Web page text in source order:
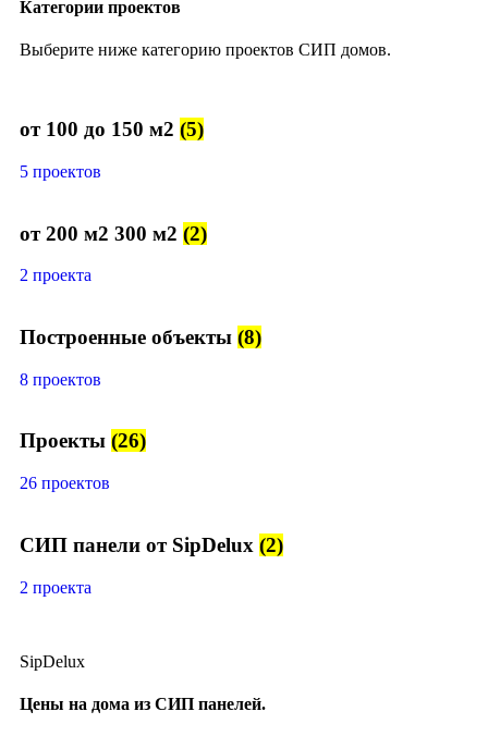
Категории проектов
Выберите ниже категорию проектов СИП домов.
от 100 до 150 м2 (5)
5 проектов
от 200 м2 300 м2 (2)
2 проекта
Построенные объекты (8)
8 проектов
Проекты (26)
26 проектов
СИП панели от SipDelux (2)
2 проекта
SipDelux
Цены на дома из СИП панелей.